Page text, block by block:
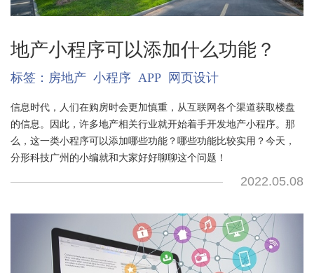
地产小程序可以添加什么功能？
标签： 房地产 小程序 APP 网页设计
信息时代，人们在购房时会更加慎重，从互联网各个渠道获取楼盘
的信息。因此，许多地产相关行业就开始着手开发地产小程序。那
么，这一类小程序可以添加哪些功能？哪些功能比较实用？今天，
分形科技广州的小编就和大家好好聊聊这个问题！
2022.05.08